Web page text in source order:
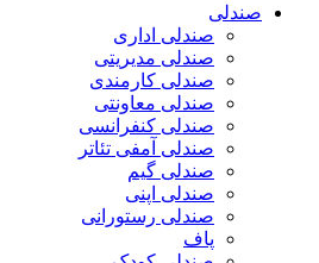
صندلی
صندلی اداری
صندلی مدیریتی
صندلی کارمندی
صندلی معاونتی
صندلی کنفرانسی
صندلی آمفی تئاتر
صندلی گیم
صندلی اپنی
صندلی رستورانی
پاف